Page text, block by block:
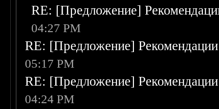
RE: [Предложение]
04:27 PM
RE: [Предложение]
05:17 PM
RE: [Предложение]
04:24 PM